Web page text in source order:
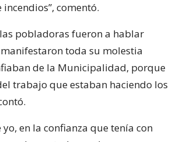
comentó.
las pobladoras fueron a hablar
toda su molestia
de la Municipalidad, porque
trabajo que estaban haciendo los
yo, en la confianza que tenía con